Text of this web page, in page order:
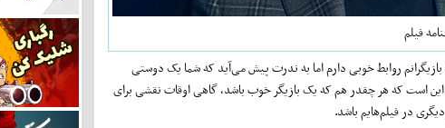
روابط خوبی دارم اما به ندرت پیش می‌آید که شما یک دوستی
این است که هر چقدر هم که یک بازیگر خوب باشد، گاهی اوقات نقشی برای
در فیلم‌هایم باشد.